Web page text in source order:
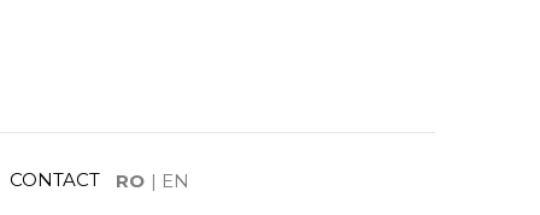
CONTACT RO | EN